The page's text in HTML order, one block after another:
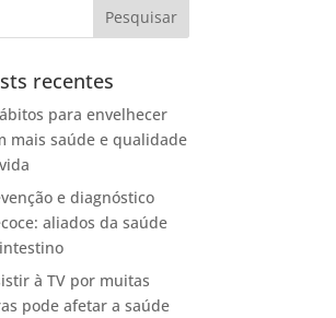
recentes
para envelhecer
mais saúde e qualidade
e diagnóstico
aliados da saúde
à TV por muitas
pode afetar a saúde